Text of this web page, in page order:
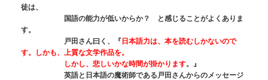
徒は、
国語の能力が低いからか？ と感じることがよくありま
す。
戸田さん曰く、『日本語力は、本を読むしかないので
す。しかも、上質な文学作品を。
しかし、悲しいかな時間が掛かります。』
英語と日本語の魔術師である戸田さんからのメッセージ